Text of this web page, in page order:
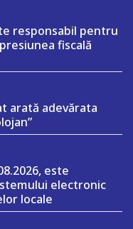
responsabil pentru
fiscală
arată adevărata
este
electronic
locale